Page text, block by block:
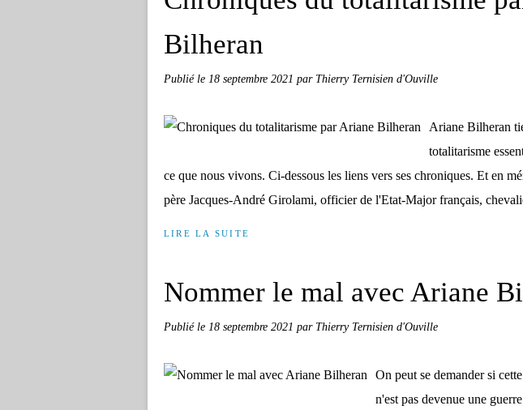
Bilheran
Publié le 18 septembre 2021 par Thierry Ternisien d'Ouville
Ariane Bilheran
totalitarisme
ce que nous vivons. Ci-dessous les liens vers ses chroniques. Et en
père Jacques-André Girolami, officier de l'Etat-Major français,
LIRE LA SUITE
Nommer le mal avec Ariane
Publié le 18 septembre 2021 par Thierry Ternisien d'Ouville
On peut se demander si
n'est pas devenue une